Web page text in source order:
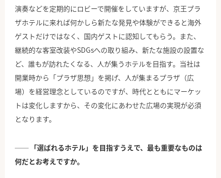
演奏などを定期的にロビーで開催をしていますが、京王プラ
ザホテルに来れば何かしら新たな発見や体験ができると海外
ゲストだけではなく、国内ゲストに認知してもらう。また、
継続的な客室改装やSDGsへの取り組み、新たな施設の設置な
ど、誰もが訪れたくなる、人が集うホテルを目指す。当社は
開業時から「プラザ思想」を掲げ、人が集まるプラザ（広
場）を経営理念としているのですが、時代とともにマーケッ
トは変化しますから、その変化にあわせた広場の実現が必須
となります。
── 「選ばれるホテル」を目指すうえで、最も重要なものは
何だとお考えですか。